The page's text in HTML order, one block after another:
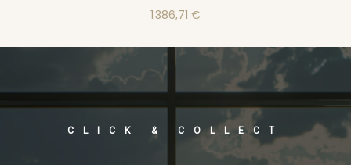
1 386,71 €
CLICK & COLLECT